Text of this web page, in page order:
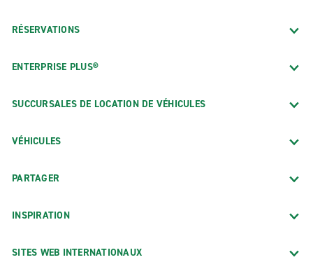
RÉSERVATIONS
ENTERPRISE PLUS®
SUCCURSALES DE LOCATION DE VÉHICULES
VÉHICULES
PARTAGER
INSPIRATION
SITES WEB INTERNATIONAUX